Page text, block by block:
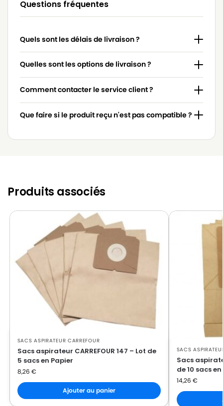
Questions fréquentes
Quels sont les délais de livraison ?
Quelles sont les options de livraison ?
Comment contacter le service client ?
Que faire si le produit reçu n'est pas compatible ?
Produits associés
SACS ASPIRATEUR CARREFOUR
Sacs aspirateur CARREFOUR 147 – Lot de
5 sacs en Papier
8,26 €
Ajouter au panier
SACS
Sacs
de 10 sacs
14,26 €